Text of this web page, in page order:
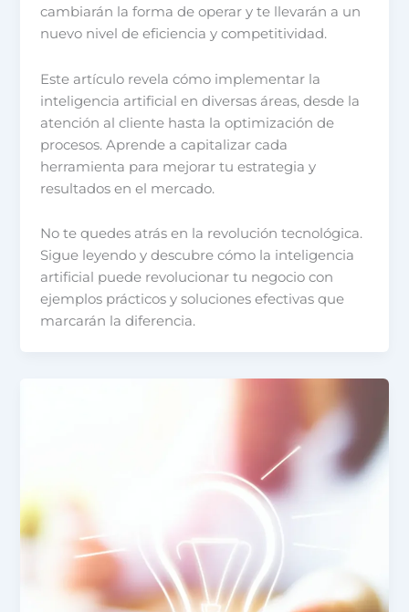
cambiarán la forma de operar y te llevarán a un
nuevo nivel de eficiencia y competitividad.
Este artículo revela cómo implementar la
inteligencia artificial en diversas áreas, desde la
atención al cliente hasta la optimización de
procesos. Aprende a capitalizar cada
herramienta para mejorar tu estrategia y
resultados en el mercado.
No te quedes atrás en la revolución tecnológica.
Sigue leyendo y descubre cómo la inteligencia
artificial puede revolucionar tu negocio con
ejemplos prácticos y soluciones efectivas que
marcarán la diferencia.